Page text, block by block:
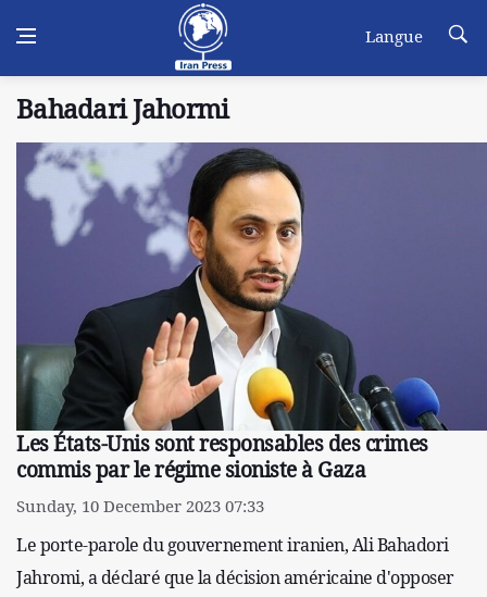
Langue
Bahadari Jahormi
Les États-Unis sont responsables des crimes
commis par le régime sioniste à Gaza
Sunday, 10 December 2023 07:33
Le porte-parole du gouvernement iranien, Ali Bahadori
Jahromi, a déclaré que la décision américaine d'opposer